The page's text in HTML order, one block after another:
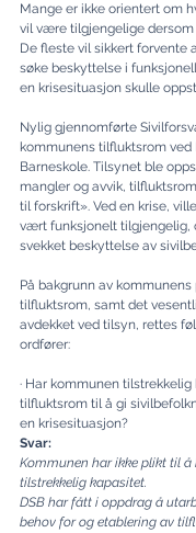
Mange er ikke orientert om
vil være tilgjengelige dersom
De fleste vil sikkert forvente
søke beskyttelse i
en krisesituasjon skulle
Nylig gjennomførte
kommunens tilfluktsrom ved
Barneskole. Tilsynet ble
mangler og avvik,
til forskrift». Ved en krise,
vært funksjonelt tilgjengelig,
svekket beskyttelse av
På bakgrunn av
tilfluktsrom, samt det
avdekket ved tilsyn, rettes
ordfører:
· Har kommunen
tilfluktsrom til å gi
en krisesituasjon?
Svar:
Kommunen har ikke plikt til å
tilstrekkelig kapasitet.
DSB har fått i oppdrag å
behov for og etablering av